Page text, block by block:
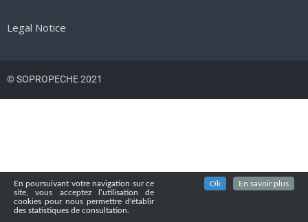
Legal Notice
© SOPROPECHE 2021
En poursuivant votre navigation sur ce
site, vous acceptez l’utilisation de
cookies pour nous permettre d'établir
des statistiques de consultation.
Ok En savoir plus